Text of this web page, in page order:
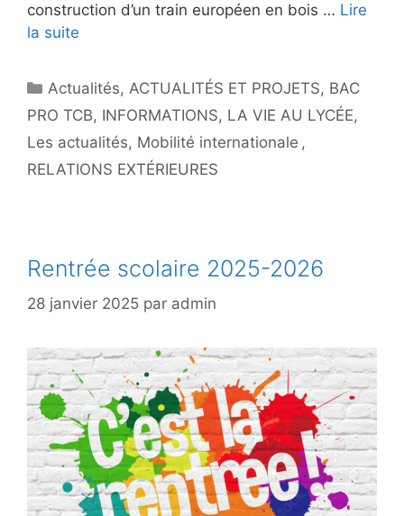
construction d’un train européen en bois … Lire
la suite
Catégories
Actualités,ACTUALITÉS ET PROJETS, BAC
PRO TCB, INFORMATIONS, LA VIE AU LYCÉE,
Les actualités, Mobilité internationale ,
RELATIONS EXTÉRIEURES
Rentrée scolaire 2025-2026
28 janvier 2025 par admin